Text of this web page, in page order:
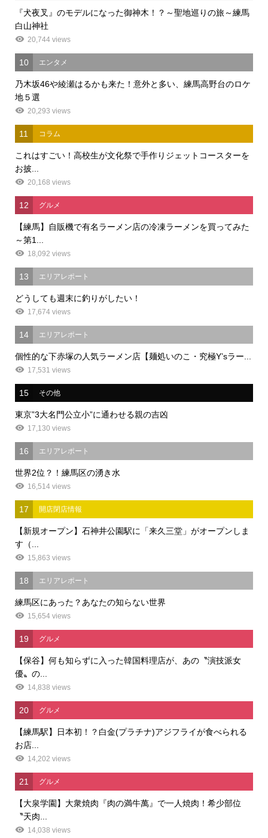
『犬夜叉』のモデルになった御神木！？～聖地巡りの旅～練馬
白山神社
20,744 views
10 エンタメ
乃木坂46や綾瀬はるかも来た！意外と多い、練馬高野台のロケ
地５選
20,293 views
11 コラム
これはすごい！高校生が文化祭で手作りジェットコースターを
お披...
20,168 views
12 グルメ
【練馬】自販機で有名ラーメン店の冷凍ラーメンを買ってみた
～第1...
18,092 views
13 エリアレポート
どうしても週末に釣りがしたい！
17,674 views
14 エリアレポート
個性的な下赤塚の人気ラーメン店【麺処いのこ・究極Y’sラー...
17,531 views
15 その他
東京”3大名門公立小”に通わせる親の吉凶
17,130 views
16 エリアレポート
世界2位？！練馬区の湧き水
16,514 views
17 開店閉店情報
【新規オープン】石神井公園駅に「来久三堂」がオープンしま
す（...
15,863 views
18 エリアレポート
練馬区にあった？あなたの知らない世界
15,654 views
19 グルメ
【保谷】何も知らずに入った韓国料理店が、あの〝演技派女
優〟の...
14,838 views
20 グルメ
【練馬駅】日本初！？白金(プラチナ)アジフライが食べられる
お店...
14,202 views
21 グルメ
【大泉学園】大衆焼肉『肉の満牛萬』で一人焼肉！希少部位
〝天肉...
14,038 views